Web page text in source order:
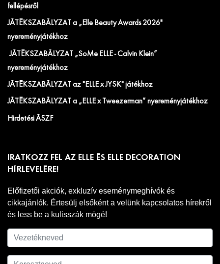
fellépésről
JÁTÉKSZABÁLYZAT a „Elle Beauty Awards 2026"
nyereményjátékhoz
JÁTÉKSZABÁLYZAT „SoMe ELLE - Calvin Klein”
nyereményjátékhoz
JÁTÉKSZABÁLYZAT az "ELLE x JYSK" játékhoz
JÁTÉKSZABÁLYZAT a „ELLE x Tweezerman” nyereményjátékhoz
Hirdetési ÁSZF
IRATKOZZ FEL AZ ELLE ÉS ELLE DECORATION
HÍRLEVELÉRE!
Előfizetői akciók, exkluzív eseménymeghívók és
cikkajánlók. Értesülj elsőként a velünk kapcsolatos hírekről
és less be a kulisszák mögé!